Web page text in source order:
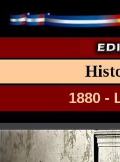
1880 -